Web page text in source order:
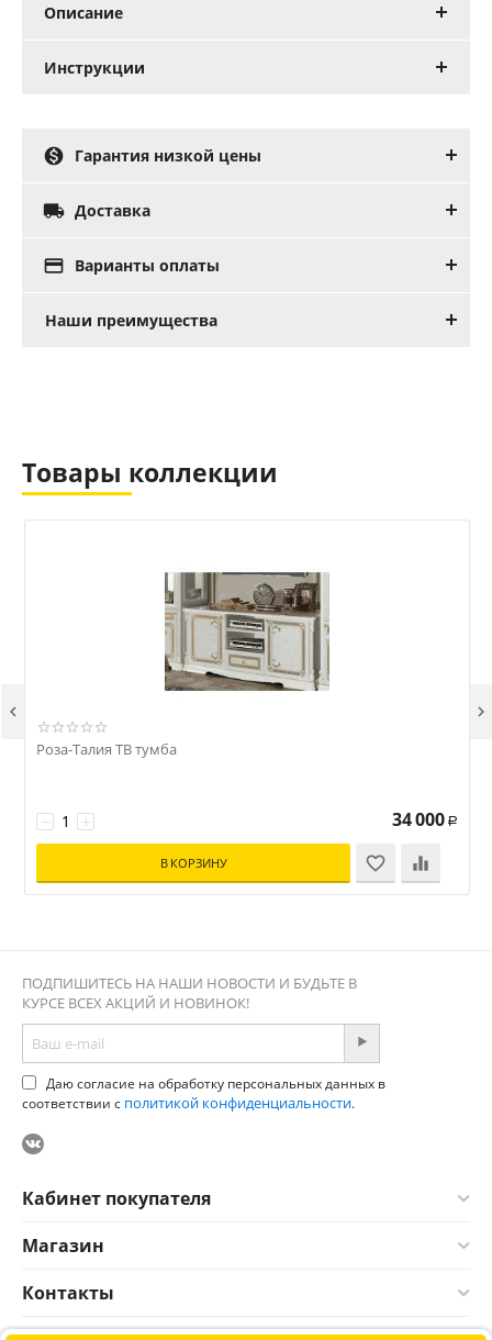
Описание
Инструкции
 Гарантия низкой цены
 Доставка
 Варианты оплаты
Наши преимущества
Товары коллекции
Роза-Талия ТВ тумба
+
− 34 000 Р
В КОРЗИНУ
 
ПОДПИШИТЕСЬ НА НАШИ НОВОСТИ И БУДЬТЕ В
КУРСЕ ВСЕХ АКЦИЙ И НОВИНОК!
Даю согласие на обработку персональных данных в
соответствии с политикой конфиденциальности.
Кабинет покупателя
Магазин
Контакты